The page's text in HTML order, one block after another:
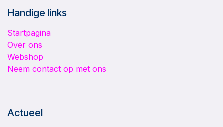
Handige links
Startpagina
Over ons
Webshop
Neem contact op met ons
Actueel